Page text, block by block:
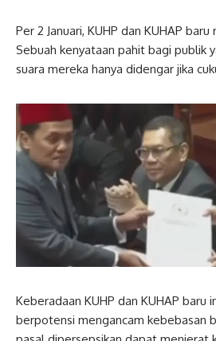
Per 2 Januari, KUHP dan KUHAP
Sebuah kenyataan pahit bagi publik
suara mereka hanya didengar jika
Keberadaan KUHP dan KUHAP baru
berpotensi mengancam kebebasan